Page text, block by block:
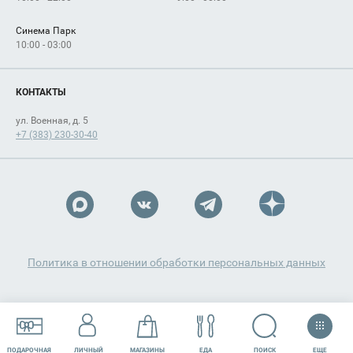
ПОДАРОЧНАЯ ЛИЧНЫЙ МАГАЗИНЫ ЕДА РАЗВЛЕЧЕНИЯ СЕРВИСЫ
ПОИСК ЕЩЕ
Синема Парк
10:00 - 03:00
КОНТАКТЫ
ул. Военная, д. 5
+7 (383) 230-30-40
Политика в отношении обработки персональных данных